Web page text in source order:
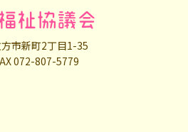
祉協議会
市新町2丁目1-35
072-807-5779